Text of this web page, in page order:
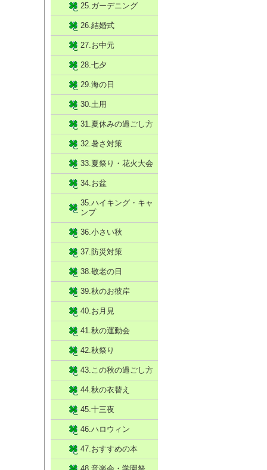
25.ガーデニング
26.結婚式
27.お中元
28.七夕
29.海の日
30.土用
31.夏休みの過ごし方
32.暑さ対策
33.夏祭り・花火大会
34.お盆
35.ハイキング・キャ
ンプ
36.小さい秋
37.防災対策
38.敬老の日
39.秋のお彼岸
40.お月見
41.秋の運動会
42.秋祭り
43.この秋の過ごし方
44.秋の衣替え
45.十三夜
46.ハロウィン
47.おすすめの本
48.音楽会・学園祭